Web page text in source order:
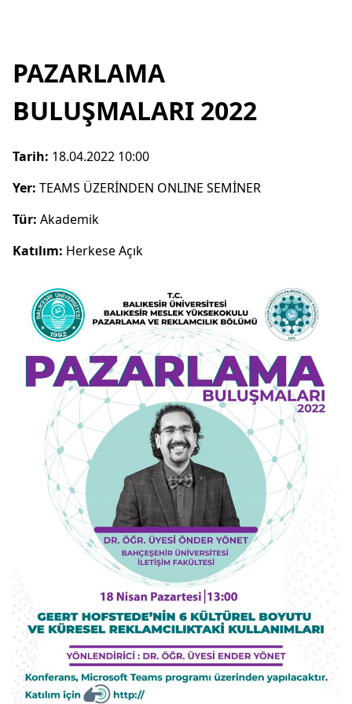
PAZARLAMA
BULUŞMALARI 2022
Tarih: 18.04.2022 10:00
Yer: TEAMS ÜZERİNDEN ONLINE SEMİNER
Tür: Akademik
Katılım: Herkese Açık